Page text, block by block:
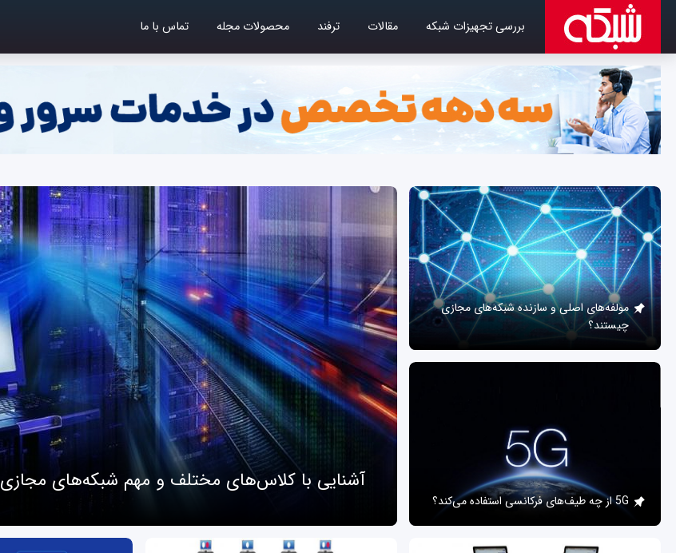
بررسی تجهیزات شبکه مقالات ترفند محصولات مجله تماس با ما
آشنایی با کلاس‌های مختلف و مهم شبکه‌های مجازی
مولفه‌های اصلی و سازنده شبکه‌های مجازی
چیستند؟
5G از چه طیف‌های فرکانسی استفاده می‌کند؟